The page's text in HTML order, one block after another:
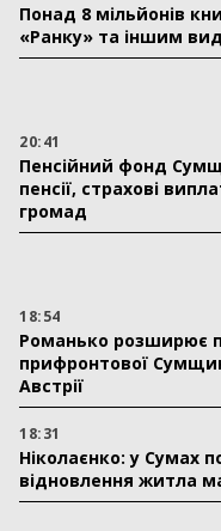
Понад 8 мільйонів
«Ранку» та іншим
20:41
Пенсійний фонд
пенсії, страхові
громад
18:54
Романько розширює
прифронтової
Австрії
18:31
Ніколаєнко: у Сумах
відновлення житла